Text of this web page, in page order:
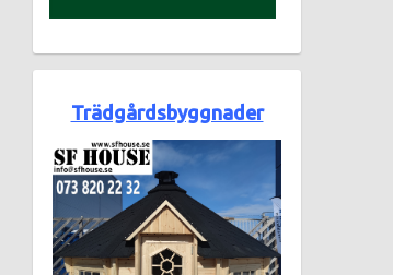
Trädgårdsbyggnader